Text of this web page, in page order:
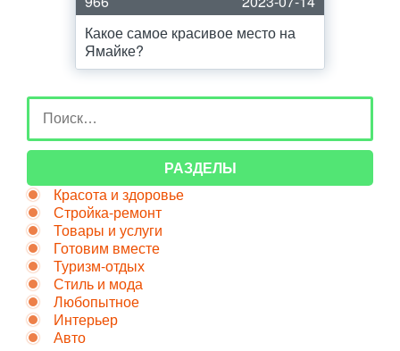
Какое самое красивое место на
Ямайке?
РАЗДЕЛЫ
Красота и здоровье
Стройка-ремонт
Товары и услуги
Готовим вместе
Туризм-отдых
Стиль и мода
Любопытное
Интерьер
Авто